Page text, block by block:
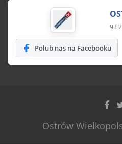
93
Polub nas na Facebooku
Ostrów